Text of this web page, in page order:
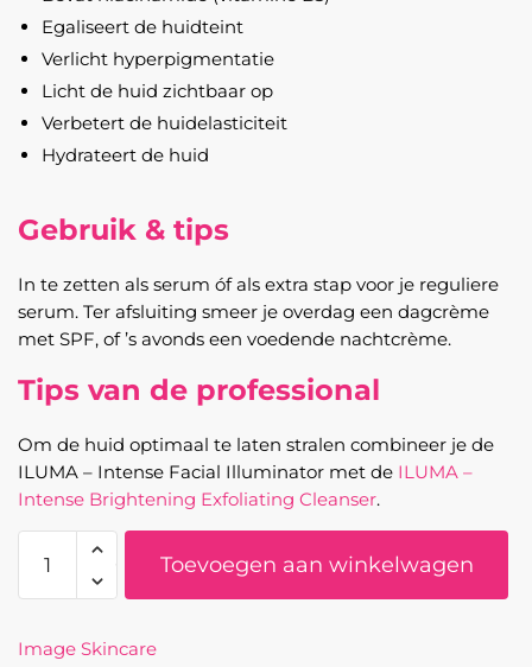
Egaliseert de huidteint
Verlicht hyperpigmentatie
Licht de huid zichtbaar op
Verbetert de huidelasticiteit
Hydrateert de huid
Gebruik & tips
In te zetten als serum óf als extra stap voor je reguliere
serum. Ter afsluiting smeer je overdag een dagcrème
met SPF, of ’s avonds een voedende nachtcrème.
Tips van de professional
Om de huid optimaal te laten stralen combineer je de
ILUMA – Intense Facial Illuminator met de ILUMA –
Intense Brightening Exfoliating Cleanser.
Intense
Facial
aantal
Toevoegen aan winkelwagen
Image Skincare